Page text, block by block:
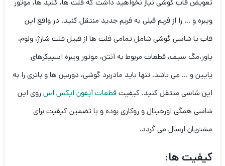
تعویض قاب گوشی نیاز نخواهید داشت که فلت ها، کلید ها، موتور
ویبره و … را از فریم قبلی به فریم جدید منتقل کنید. در واقع این
قاب یا شاسی گوشی شامل تمامی فلت ها از قبیل فلت شارژ، ولوم،
پاور،مگ سیف، قطعات مربوط به آنتن، موتور ویبره اسپیکرهای
پایین و … می باشد. تنها باید مادربرد گوشی، دوربین ها و باتری را به
این شاسی منتقل کنید. کیفیتقطعات آیفون ایکس اسروی این
شاسی همگی اورجینال و روکاری بوده و با تضمین کیفیت برای
مشتریان ارسال می گردد.
کیفیت ها: